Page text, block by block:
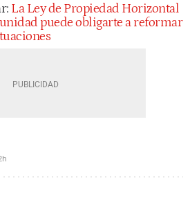
La Ley de Propiedad Horizontal
puede obligarte a reformar